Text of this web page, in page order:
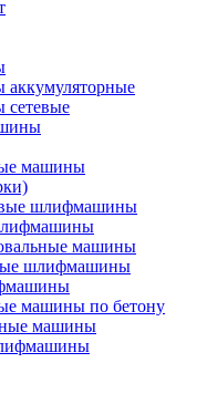
сетевые
машины
шлифмашины
машины
шлифмашины
машины по бетону
машины